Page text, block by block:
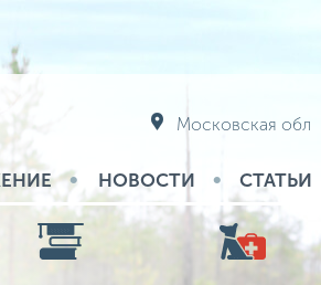
Московская обл
НОВОСТИ СТАТЬИ